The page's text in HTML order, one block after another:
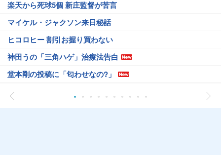
楽天から死球5個 新庄監督が苦言
マイケル・ジャクソン来日秘話
ヒコロヒー 割引お握り買わない
神田うの「三角ハゲ」治療法告白
堂本剛の投稿に「匂わせなの?」